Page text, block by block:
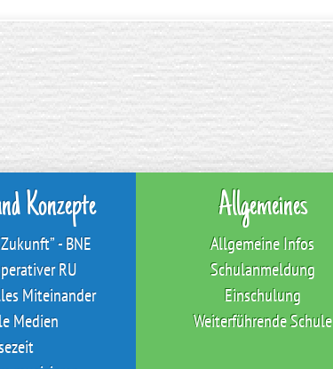
Konzepte
- BNE
RU
Miteinander
Medien
Allgemeines
Allgemeine Infos
Schulanmeldung
Einschulung
Weiterführende Schule